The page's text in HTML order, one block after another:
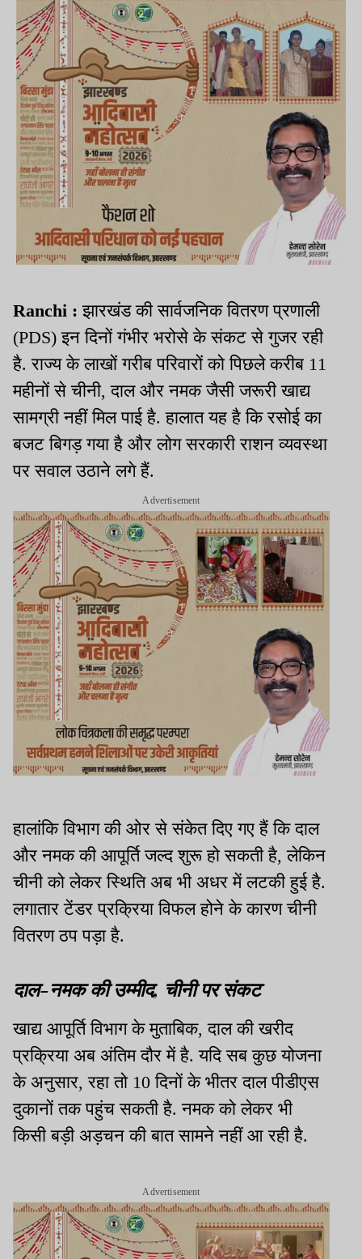
Ranchi : झारखंड की सार्वजनिक वितरण प्रणाली
(PDS) इन दिनों गंभीर भरोसे के संकट से गुजर रही
है. राज्य के लाखों गरीब परिवारों को पिछले करीब 11
महीनों से चीनी, दाल और नमक जैसी जरूरी खाद्य
सामग्री नहीं मिल पाई है. हालात यह है कि रसोई का
बजट बिगड़ गया है और लोग सरकारी राशन व्यवस्था
पर सवाल उठाने लगे हैं.
Advertisement
हालांकि विभाग की ओर से संकेत दिए गए हैं कि दाल
और नमक की आपूर्ति जल्द शुरू हो सकती है, लेकिन
चीनी को लेकर स्थिति अब भी अधर में लटकी हुई है.
लगातार टेंडर प्रक्रिया विफल होने के कारण चीनी
वितरण ठप पड़ा है.
दाल-नमक की उम्मीद, चीनी पर संकट
खाद्य आपूर्ति विभाग के मुताबिक, दाल की खरीद
प्रक्रिया अब अंतिम दौर में है. यदि सब कुछ योजना
के अनुसार, रहा तो 10 दिनों के भीतर दाल पीडीएस
दुकानों तक पहुंच सकती है. नमक को लेकर भी
किसी बड़ी अड़चन की बात सामने नहीं आ रही है.
Advertisement